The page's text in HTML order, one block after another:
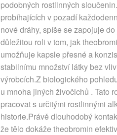
podobných rostlinných
probíhajících v pozadí
nové dráhy, spíše se zapojuje
důležitou roli v tom, jak
umožňuje kapsle přesné a
stabilnímu množství látky bez
výrobcích.Z biologického
u mnoha jiných živočichů . Tato
pracovat s určitými rostlinnými
historie.Právě dlouhodobý
že tělo dokáže theobromin